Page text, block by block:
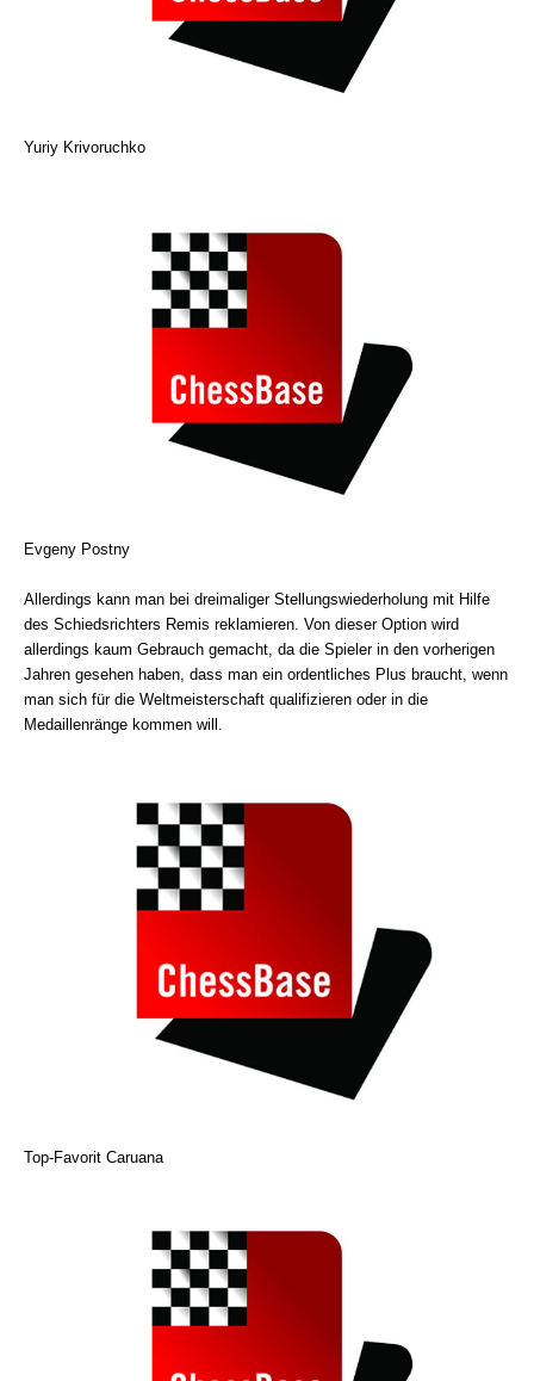
Yuriy Krivoruchko
Evgeny Postny
Allerdings kann man bei dreimaliger Stellungswiederholung mit Hilfe
des Schiedsrichters Remis reklamieren. Von dieser Option wird
allerdings kaum Gebrauch gemacht, da die Spieler in den vorherigen
Jahren gesehen haben, dass man ein ordentliches Plus braucht, wenn
man sich für die Weltmeisterschaft qualifizieren oder in die
Medaillenränge kommen will.
Top-Favorit Caruana